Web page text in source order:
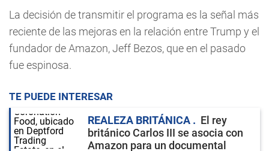
La decisión de transmitir el programa es la señal más
reciente de las mejoras en la relación entre Trump y el
fundador de Amazon, Jeff Bezos, que en el pasado
fue espinosa.
TE PUEDE INTERESAR
REALEZA BRITÁNICA
El rey
británico Carlos III se asocia con
Amazon para un documental